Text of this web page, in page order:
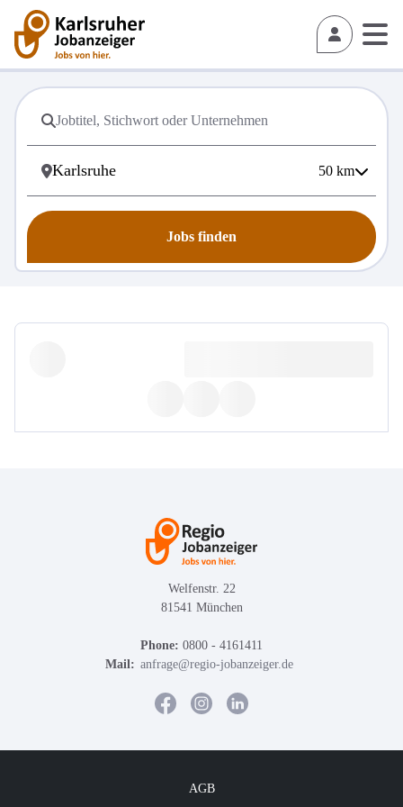
50 km
Jobs finden
Welfenstr. 22
81541 München
Phone: 0800 - 4161411
Mail: anfrage@regio-jobanzeiger.de
AGB